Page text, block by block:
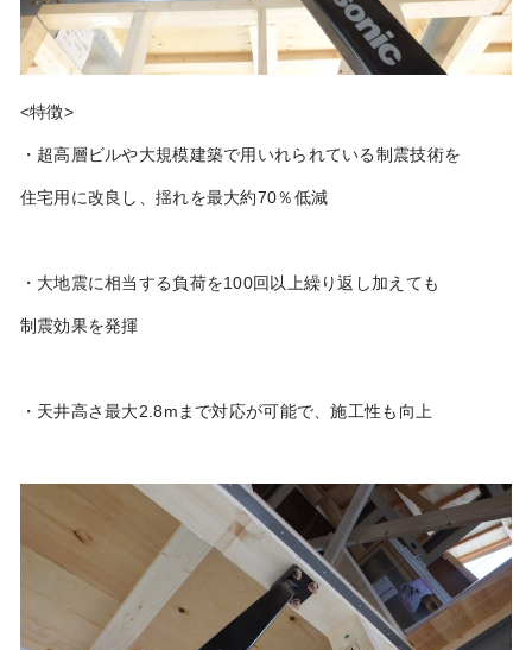
<特徴>
・超高層ビルや大規模建築で用いれられている制震技術を
住宅用に改良し、揺れを最大約70％低減
・大地震に相当する負荷を100回以上繰り返し加えても
制震効果を発揮
・天井高さ最大2.8mまで対応が可能で、施工性も向上